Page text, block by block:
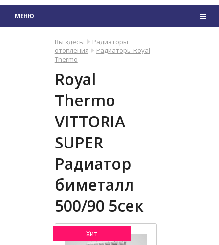
Вы здесь:
Радиаторы
отопления
Радиаторы Royal
Thermo
Royal
Thermo
VITTORIA
SUPER
Радиатор
биметалл
500/90 5сек
Хит